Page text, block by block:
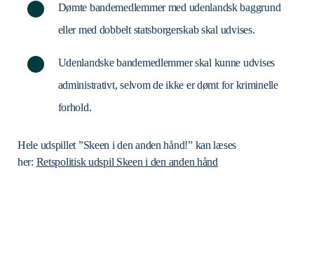
Dømte bandemedlemmer med udenlandsk baggrund
eller med ­dobbelt statsborgerskab skal udvises.
Udenlandske bandemedlemmer skal kunne udvises
administrativt, selvom de ikke er dømt for kriminelle
forhold.
Hele udspillet ”Skeen i den anden hånd!” kan læses
her: Retspolitisk udspil Skeen i den anden hånd